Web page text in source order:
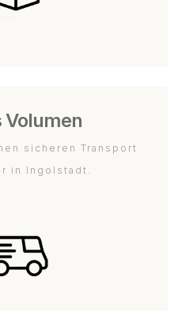
Volumen
sicheren Transport
in Ingolstadt.